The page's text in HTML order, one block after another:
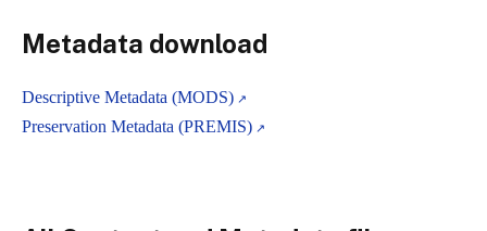
Metadata download
Descriptive Metadata (MODS)
Preservation Metadata (PREMIS)